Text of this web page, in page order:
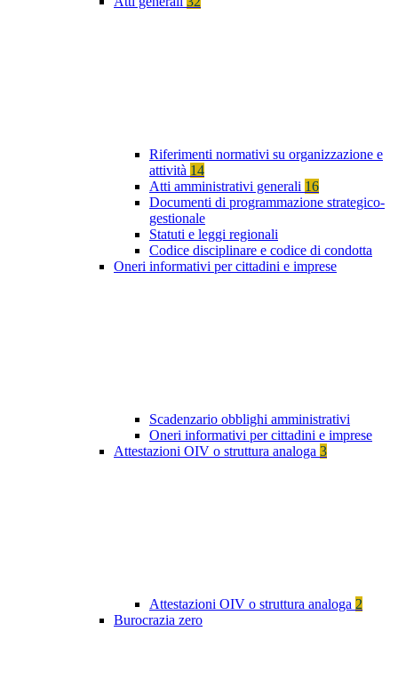
Riferimenti normativi su organizzazione e
attività 14
Atti amministrativi generali 16
Documenti di programmazione strategico-
gestionale
Statuti e leggi regionali
Codice disciplinare e codice di condotta
Oneri informativi per cittadini e imprese
Scadenzario obblighi amministrativi
Oneri informativi per cittadini e imprese
Attestazioni OIV o struttura analoga 3
Attestazioni OIV o struttura analoga 2
Burocrazia zero